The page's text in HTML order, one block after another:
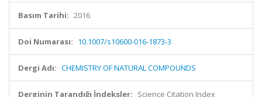
Basım Tarihi: 2016
Doi Numarası: 10.1007/s10600-016-1873-3
Dergi Adı: CHEMISTRY OF NATURAL COMPOUNDS
Derginin Tarandığı İndeksler: Science Citation Index